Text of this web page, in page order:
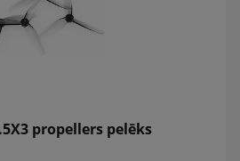
propellers pelēks